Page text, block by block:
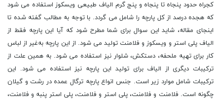
کجراه حدود پنجاه تا پنجاه و پنج گرم الیاف طبیعی ویسکوز استفاده می شود
که هجده درصد از کل پارچه را شامل می‌ گردد. با توجه به مطالب گفته شده تا
اینجای مقاله، شاید این سوال برای شما مطرح شود که آیا این پارچه فقط از
الیاف پلی ‌استر و ویسکوز و فلامنت تولید می شود. از این پارچه به‌غیر از لباس
کار برای تهیه ملحفه، دستکش، شلوار نیز استفاده می شود. به همین علت از
ترکیبات دیگری از الیاف برای تولید این پارچه نیز استفاده می شود. این
ترکیبات شامل موارد زیر است. جنس انواع پارچه ترگال عمده در رشت و گیلان
چگونه است. فلامنت و فلامنت، پلی استر و فلامنت، پلی استر پنبه و فلامنت،